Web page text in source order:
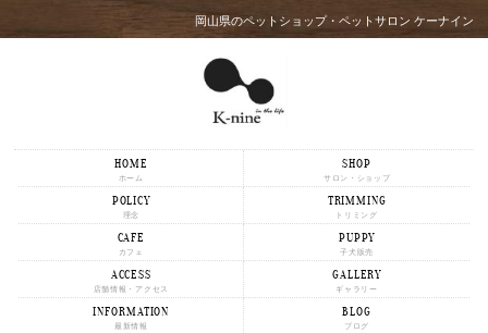
岡山県のペットショップ・ペットサロン ケーナイン
HOME
ホーム
SHOP
サロン・ショップ
POLICY
理念
TRIMMING
トリミング
CAFE
カフェ
PUPPY
子犬販売
ACCESS
店舗情報・アクセス
GALLERY
ギャラリー
INFORMATION
最新情報
BLOG
ブログ